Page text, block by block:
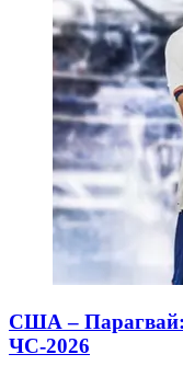
США – Парагвай:
ЧС-2026